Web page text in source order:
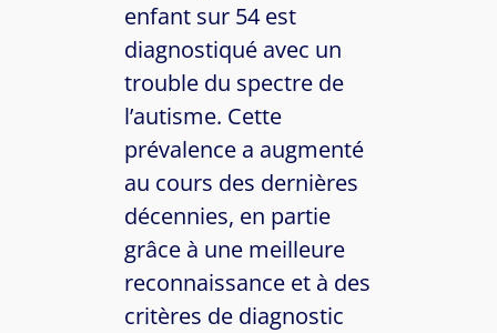
enfant sur 54 est
diagnostiqué avec un
trouble du spectre de
l’autisme. Cette
prévalence a augmenté
au cours des dernières
décennies, en partie
grâce à une meilleure
reconnaissance et à des
critères de diagnostic